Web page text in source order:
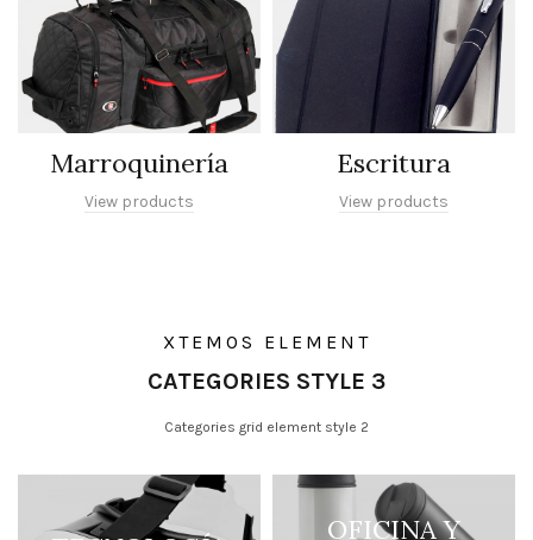
Marroquinería
View products
Escritura
View products
XTEMOS ELEMENT
CATEGORIES STYLE 3
Categories grid element style 2
OFICINA Y